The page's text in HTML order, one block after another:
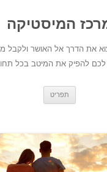
המיסטיקה
את הדרך אל האושר ולקבל
לכם להפיק את המיטב בכל
תפריט